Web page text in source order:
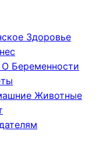
Здоровье
О Беременности
Животные